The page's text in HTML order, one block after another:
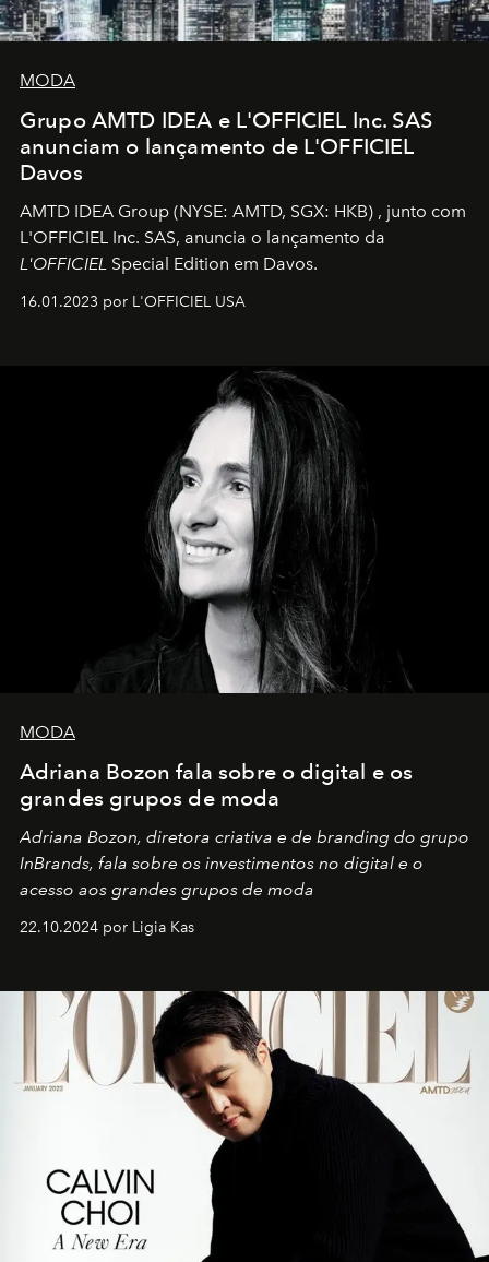
MODA
Grupo AMTD IDEA e L'OFFICIEL Inc. SAS
anunciam o lançamento de L'OFFICIEL
Davos
AMTD IDEA Group (NYSE: AMTD, SGX: HKB) , junto com
L'OFFICIEL Inc. SAS, anuncia o lançamento da
L'OFFICIEL Special Edition em Davos.
16.01.2023 por L'OFFICIEL USA
MODA
Adriana Bozon fala sobre o digital e os
grandes grupos de moda
Adriana Bozon, diretora criativa e de branding do grupo
InBrands, fala sobre os investimentos no digital e o
acesso aos grandes grupos de moda
22.10.2024 por Ligia Kas